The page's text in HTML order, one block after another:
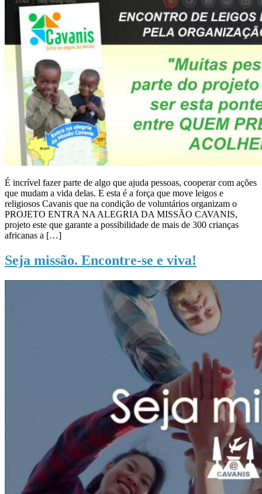
É incrível fazer parte de algo que ajuda pessoas, cooperar com ações
que mudam a vida delas. E esta é a força que move leigos e
religiosos Cavanis que na condição de voluntários organizam o
PROJETO ENTRA NA ALEGRIA DA MISSÃO CAVANIS,
projeto este que garante a possibilidade de mais de 300 crianças
africanas a […]
Seja missão. Encontre-se e viva!